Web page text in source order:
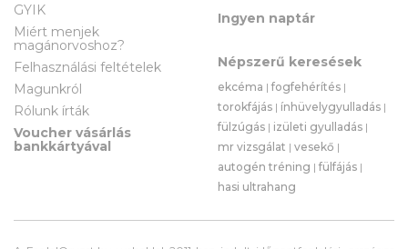
GYIK
Miért menjek
magánorvoshoz?
Felhasználási feltételek
Magunkról
Rólunk írták
Voucher vásárlás
bankkártyával
Ingyen naptár
Népszerű keresések
ekcéma |fogfehérítés |
torokfájás | ínhüvelygyulladás |
fülzúgás | izületi gyulladás |
mr vizsgálat | vesekő |
autogén tréning |fülfájás |
hasi ultrahang